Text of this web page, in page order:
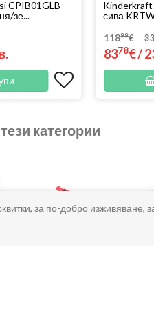
CPIB01GLB
зе...
Kinderkraft
сива
11899€
8378€/
категории
за по-добро изживяване,